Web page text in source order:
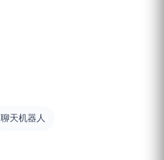
聊天机器人